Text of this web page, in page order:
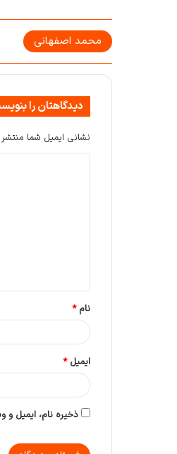
محمد اصفهانی
دیدگاهتان را
نشانی ایمیل شما
*
نام*
ایمیل*
ذخیره نام، ایمیل